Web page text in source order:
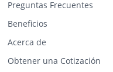
Preguntas Frecuentes
Beneficios
Acerca de
Obtener una Cotización